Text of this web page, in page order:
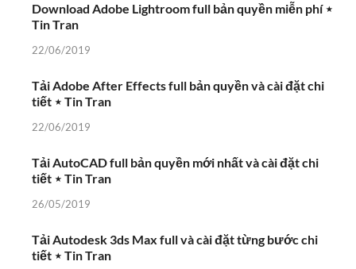
Download Adobe Lightroom full bản quyền miễn phí ⋆
Tin Tran
22/06/2019
Tải Adobe After Effects full bản quyền và cài đặt chi
tiết ⋆ Tin Tran
22/06/2019
Tải AutoCAD full bản quyền mới nhất và cài đặt chi
tiết ⋆ Tin Tran
26/05/2019
Tải Autodesk 3ds Max full và cài đặt từng bước chi
tiết ⋆ Tin Tran